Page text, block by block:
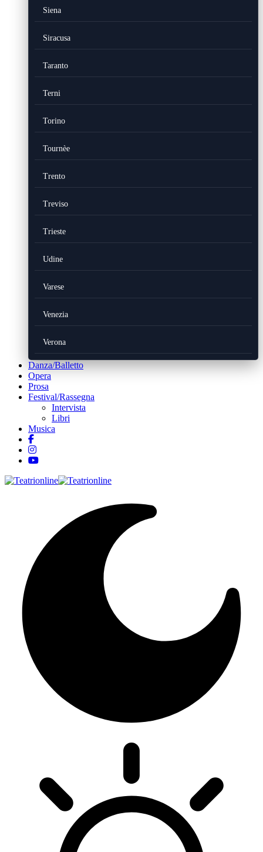
Siena
Siracusa
Taranto
Terni
Torino
Tournèe
Trento
Treviso
Trieste
Udine
Varese
Venezia
Verona
Danza/Balletto
Opera
Prosa
Festival/Rassegna
Intervista
Libri
Musica